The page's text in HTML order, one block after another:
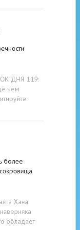
ДНЯ 119:
чем
более
Хана:
обладает